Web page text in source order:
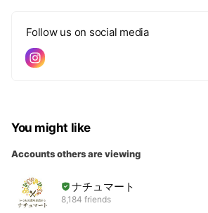
Follow us on social media
You might like
Accounts others are viewing
ナチュマート
8,184 friends